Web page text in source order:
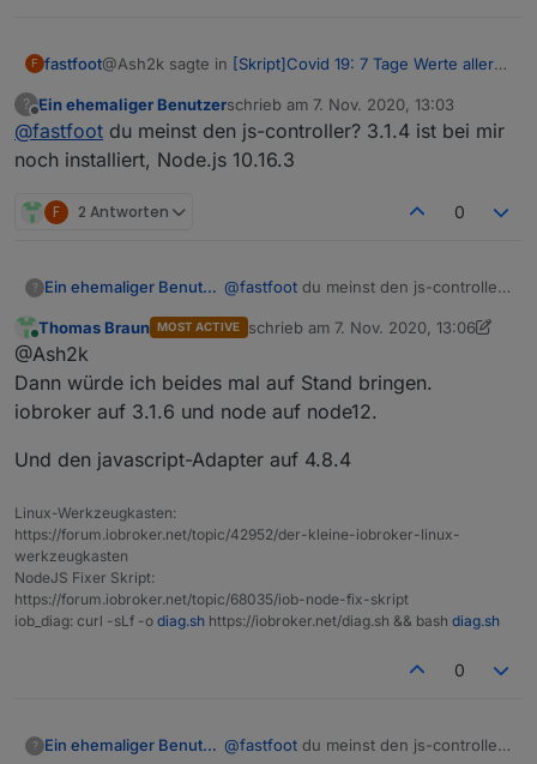
F fastfoot@Ash2k sagte in [Skript]Covid 19: 7 Tage Werte aller
@ fastfoothab dein aktuelles Skript genutzt. Das
"alte" von Anfang Oktober einwandfrei lief.
Hast du ne Idee?
Welche JS Version nutzt du denn?
?
Offline
Ein ehemaliger Benutzerschrieb am 7. Nov. 2020, 13:03
zuletzt editiert von
@fastfoot du meinst den js-controller? 3.1.4 ist bei mir
noch installiert, Node.js 10.16.3
F 2 Antworten 0
? Ein ehemaliger Benutzer @fastfoot du meinst den js-controller?
Node.js 10.16.3
Online
Thomas Braun MOST ACTIVE schrieb am 7. Nov. 2020, 13:06
zuletzt editiert von Thomas Braun
@Ash2k
Dann würde ich beides mal auf Stand bringen.
iobroker auf 3.1.6 und node auf node12.
Und den javascript-Adapter auf 4.8.4
Linux-Werkzeugkasten:
https://forum.iobroker.net/topic/42952/der-kleine-iobroker-linux-
werkzeugkasten
NodeJS Fixer Skript:
https://forum.iobroker.net/topic/68035/iob-node-fix-skript
iob_diag: curl -sLf -o diag.sh https://iobroker.net/diag.sh && bash diag.sh
0
? Ein ehemaliger Benutzer @fastfoot du meinst den js-controller?